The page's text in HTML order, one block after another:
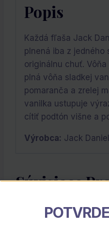
Popis
Každá fľaša Jack
plnená iba z jedného
originálnu chuť.
plná vôňa sladkej
pomaranča a zrelej
vanilka ustupuje
cítiť podtón višne a
Výrobca: Jack
Súvisiace